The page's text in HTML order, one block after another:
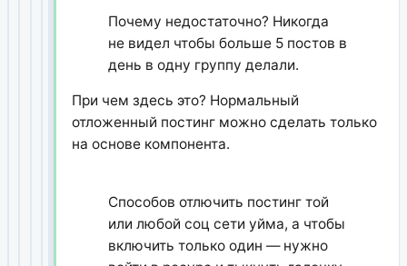
Почему недостаточно? Никогда
не видел чтобы больше 5 постов в
день в одну группу делали.
При чем здесь это? Нормальный
отложенный постинг можно сделать только
на основе компонента.
Способов отлючить постинг той
или любой соц сети уйма, а чтобы
включить только один — нужно